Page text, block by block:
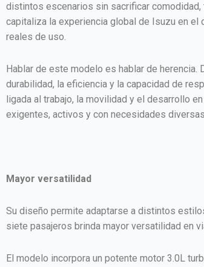
distintos escenarios sin sacrificar comodidad,
capitaliza la experiencia global de Isuzu en
reales de uso.
Hablar de este modelo es hablar de herencia.
durabilidad, la eficiencia y la capacidad de
ligada al trabajo, la movilidad y el desarrollo
exigentes, activos y con necesidades
Mayor versatilidad
Su diseño permite adaptarse a distintos
siete pasajeros brinda mayor versatilidad en
El modelo incorpora un potente motor 3.0L